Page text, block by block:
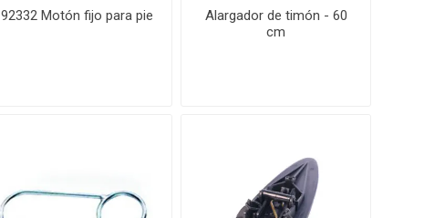
92332 Motón fijo para pie
Alargador de timón - 60
cm